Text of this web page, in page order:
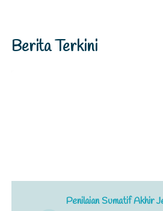
Berita Terkini
Penilaian Sumatif Akhir Jenjang